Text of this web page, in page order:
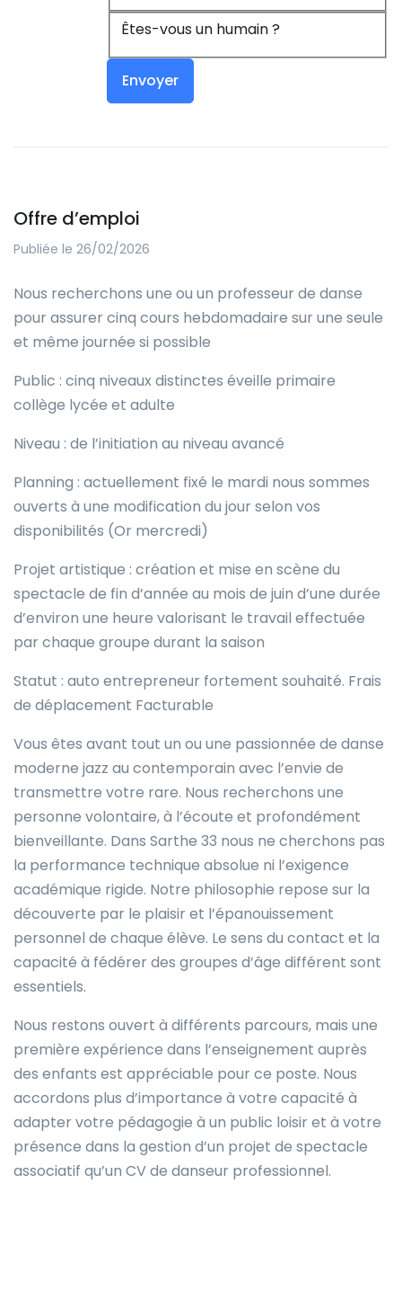
Êtes-vous un humain ?
Offre d’emploi
Publiée le 26/02/2026
Nous recherchons une ou un professeur de danse
pour assurer cinq cours hebdomadaire sur une seule
et même journée si possible
Public : cinq niveaux distinctes éveille primaire
collège lycée et adulte
Niveau : de l’initiation au niveau avancé
Planning : actuellement fixé le mardi nous sommes
ouverts à une modification du jour selon vos
disponibilités (Or mercredi)
Projet artistique : création et mise en scène du
spectacle de fin d’année au mois de juin d’une durée
d’environ une heure valorisant le travail effectuée
par chaque groupe durant la saison
Statut : auto entrepreneur fortement souhaité. Frais
de déplacement Facturable
Vous êtes avant tout un ou une passionnée de danse
moderne jazz au contemporain avec l’envie de
transmettre votre rare. Nous recherchons une
personne volontaire, à l’écoute et profondément
bienveillante. Dans Sarthe 33 nous ne cherchons pas
la performance technique absolue ni l’exigence
académique rigide. Notre philosophie repose sur la
découverte par le plaisir et l’épanouissement
personnel de chaque élève. Le sens du contact et la
capacité à fédérer des groupes d’âge différent sont
essentiels.
Nous restons ouvert à différents parcours, mais une
première expérience dans l’enseignement auprès
des enfants est appréciable pour ce poste. Nous
accordons plus d’importance à votre capacité à
adapter votre pédagogie à un public loisir et à votre
présence dans la gestion d’un projet de spectacle
associatif qu’un CV de danseur professionnel.